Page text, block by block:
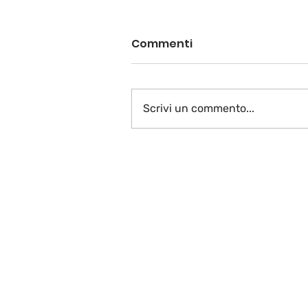
Commenti
Scrivi un commento...